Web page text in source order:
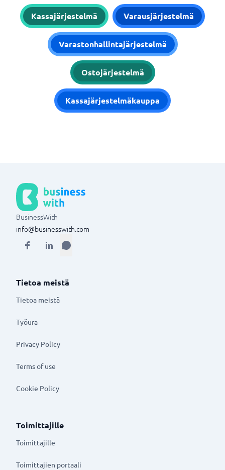
Kassajärjestelmä Varausjärjestelmä
Varastonhallintajärjestelmä
Ostojärjestelmä
Kassajärjestelmäkauppa
BusinessWith
info@businesswith.com
Tietoa meistä
Tietoa meistä
Työura
Privacy Policy
Terms of use
Cookie Policy
Toimittajille
Toimittajille
Toimittajien portaali